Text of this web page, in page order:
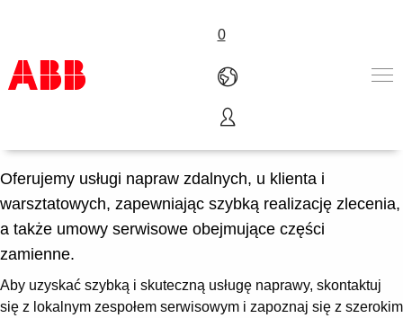
0
Produkty i rozwiązania
Branże
Usługi
About us
Złóż zamówienie
Skontaktuj się z nami
Kariera
Oferujemy usługi napraw zdalnych, u klienta i
warsztatowych, zapewniając szybką realizację zlecenia,
a także umowy serwisowe obejmujące części
zamienne.
Aby uzyskać szybką i skuteczną usługę naprawy, skontaktuj
się z lokalnym zespołem serwisowym i zapoznaj się z szerokim